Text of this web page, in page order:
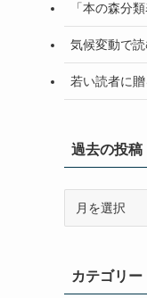
「本の森分
気候変動で
若い読者に
過去の投稿
稿カテゴリー